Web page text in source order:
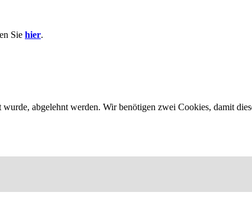
Sie hier.
abgelehnt werden. Wir benötigen zwei Cookies, damit